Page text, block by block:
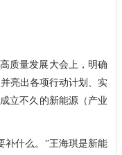
质量发展大会上，明确
亮出各项行动计划、实
立不久的新能源（产业
补什么。”王海琪是新能